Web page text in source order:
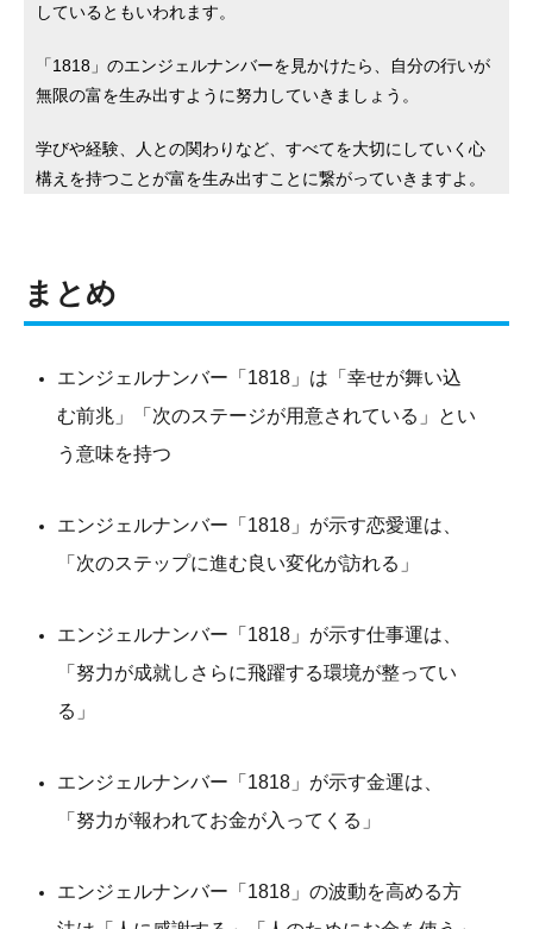
しているともいわれます。
「1818」のエンジェルナンバーを見かけたら、自分の行いが
無限の富を生み出すように努力していきましょう。
学びや経験、人との関わりなど、すべてを大切にしていく心
構えを持つことが富を生み出すことに繋がっていきますよ。
まとめ
エンジェルナンバー「1818」は「幸せが舞い込
む前兆」「次のステージが用意されている」とい
う意味を持つ
エンジェルナンバー「1818」が示す恋愛運は、
「次のステップに進む良い変化が訪れる」
エンジェルナンバー「1818」が示す仕事運は、
「努力が成就しさらに飛躍する環境が整ってい
る」
エンジェルナンバー「1818」が示す金運は、
「努力が報われてお金が入ってくる」
エンジェルナンバー「1818」の波動を高める方